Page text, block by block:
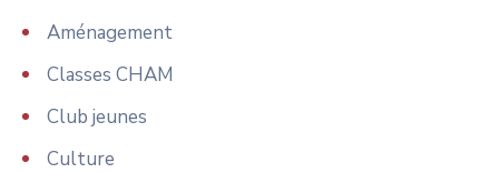
Aménagement
Classes CHAM
Club jeunes
Culture